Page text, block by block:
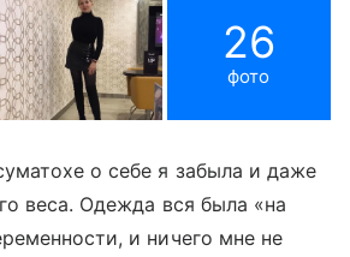
26
фото
о себе я забыла и даже
веса. Одежда вся была «на
и ничего мне не